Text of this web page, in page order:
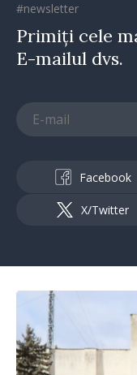
#newsletter
Primiți cele
E-mailul dvs.
Facebook
X/Twitter